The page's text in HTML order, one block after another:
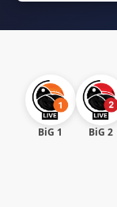
BiG 1 BiG 2